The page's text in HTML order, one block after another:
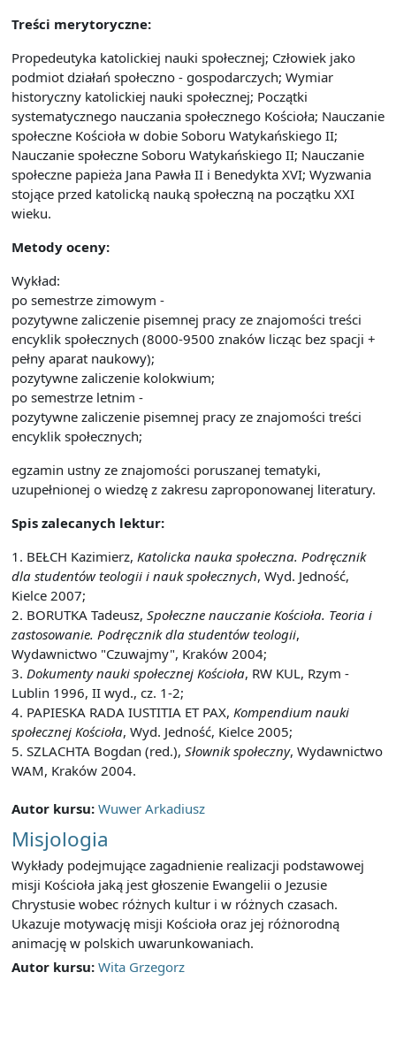
Treści merytoryczne:
Propedeutyka katolickiej nauki społecznej; Człowiek jako
podmiot działań społeczno - gospodarczych; Wymiar
historyczny katolickiej nauki społecznej; Początki
systematycznego nauczania społecznego Kościoła; Nauczanie
społeczne Kościoła w dobie Soboru Watykańskiego II;
Nauczanie społeczne Soboru Watykańskiego II; Nauczanie
społeczne papieża Jana Pawła II i Benedykta XVI; Wyzwania
stojące przed katolicką nauką społeczną na początku XXI
wieku.
Metody oceny:
Wykład:
po semestrze zimowym -
pozytywne zaliczenie pisemnej pracy ze znajomości treści
encyklik społecznych (8000-9500 znaków licząc bez spacji +
pełny aparat naukowy);
pozytywne zaliczenie kolokwium;
po semestrze letnim -
pozytywne zaliczenie pisemnej pracy ze znajomości treści
encyklik społecznych;
egzamin ustny ze znajomości poruszanej tematyki,
uzupełnionej o wiedzę z zakresu zaproponowanej literatury.
Spis zalecanych lektur:
1. BEŁCH Kazimierz, Katolicka nauka społeczna. Podręcznik
dla studentów teologii i nauk społecznych, Wyd. Jedność,
Kielce 2007;
2. BORUTKA Tadeusz, Społeczne nauczanie Kościoła. Teoria i
zastosowanie. Podręcznik dla studentów teologii,
Wydawnictwo "Czuwajmy", Kraków 2004;
3. Dokumenty nauki społecznej Kościoła, RW KUL, Rzym -
Lublin 1996, II wyd., cz. 1-2;
4. PAPIESKA RADA IUSTITIA ET PAX, Kompendium nauki
społecznej Kościoła, Wyd. Jedność, Kielce 2005;
5. SZLACHTA Bogdan (red.), Słownik społeczny, Wydawnictwo
WAM, Kraków 2004.
Autor kursu: Wuwer Arkadiusz
Misjologia
Wykłady podejmujące zagadnienie realizacji podstawowej
misji Kościoła jaką jest głoszenie Ewangelii o Jezusie
Chrystusie wobec różnych kultur i w różnych czasach.
Ukazuje motywację misji Kościoła oraz jej różnorodną
animację w polskich uwarunkowaniach.
Autor kursu: Wita Grzegorz